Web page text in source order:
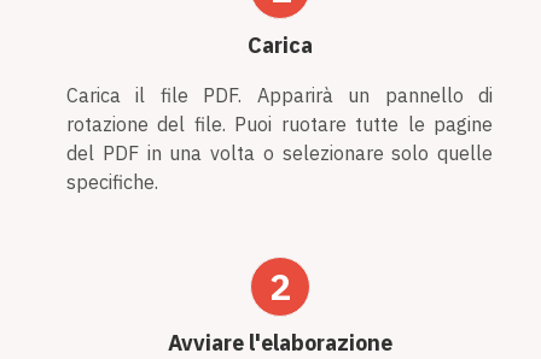
Carica
Carica il file PDF. Apparirà un pannello di
rotazione del file. Puoi ruotare tutte le pagine
del PDF in una volta o selezionare solo quelle
specifiche.
2
Avviare l'elaborazione